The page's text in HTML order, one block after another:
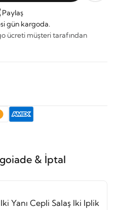
Paylaş
gün kargoda.
ücreti müşteri tarafından
iade & İptal
Yanı Cepli Salaş Iki Iplik